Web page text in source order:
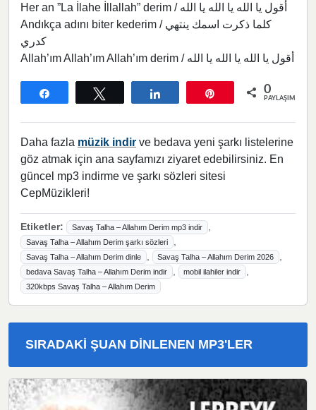
Her an ”La İlahe İllallah” derim / أقول يا الله يا الله يا الله
Andıkça adını biter kederim / كلما ذكرت اسمك ينتهي
كدري
Allah’ım Allah’ım Allah’ım derim / أقول يا الله يا الله يا الله
0
PAYLAŞIMLAR
Daha fazla müzik indir ve bedava yeni şarkı listelerine
göz atmak için ana sayfamızı ziyaret edebilirsiniz. En
güncel mp3 indirme ve şarkı sözleri sitesi
CepMüzikleri!
Etiketler: Savaş Talha – Allahım Derim mp3 indir
Savaş Talha – Allahım Derim şarkı sözleri
Savaş Talha – Allahım Derim dinle Savaş Talha – Allahım Derim 2026
bedava Savaş Talha – Allahım Derim indir mobil ilahiler indir
320kbps Savaş Talha – Allahım Derim
SIRADAKI ŞUAN DINLENEN MP3'LER